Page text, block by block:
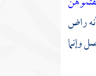
راض
وإنما